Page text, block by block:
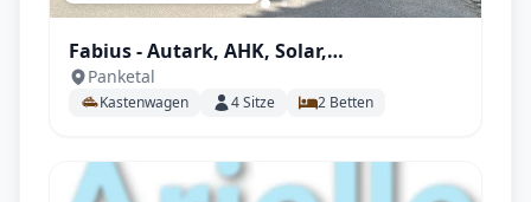
Fabius - Autark, AHK, Solar,
Fahrradträger, Markise, Campingsset
uvm.
Panketal
Kastenwagen 4Sitze 2 Betten